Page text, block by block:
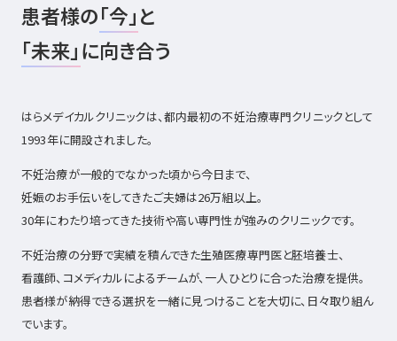
患者様の「今」と
「未来」に向き合う
はらメデイカルクリニックは、都内最初の不妊治療専門クリニックとして
1993年に開設されました。
不妊治療が一般的でなかった頃から今日まで、
妊娠のお手伝いをしてきたご夫婦は26万組以上。
30年にわたり培ってきた技術や高い専門性が強みのクリニックです。
不妊治療の分野で実績を積んできた生殖医療専門医と胚培養士、
看護師、コメディカルによるチームが、一人ひとりに合った治療を提供。
患者様が納得できる選択を一緒に見つけることを大切に、日々取り組ん
でいます。